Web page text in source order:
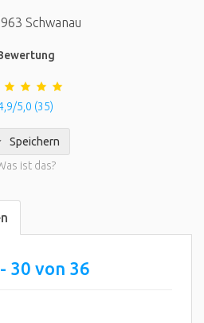
Schwanau
5,0 (35)
Speichern
ist das?
30 von 36